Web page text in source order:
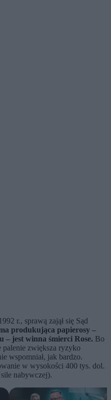
r., sprawą zajął się Sąd
produkująca papierosy –
– jest winna śmierci Rose. Bo
palenie zwiększa ryzyko
wspomniał, jak bardzo.
w wysokości 400 tys. dol.
nabywczej).